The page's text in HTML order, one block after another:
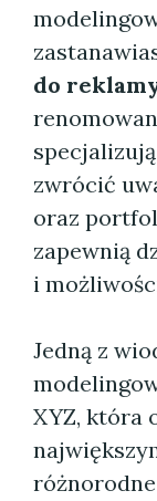
do
zwrócić
oraz
zapewnią
i
Jedną z
XYZ, która